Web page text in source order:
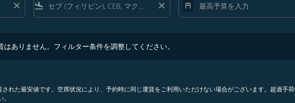
close flight_land close 円
ありません。フィルター条件を調整してください。
れた最安値です。空席状況により、予約時に同じ運賃をご利用いただけない場合がございます。超過手